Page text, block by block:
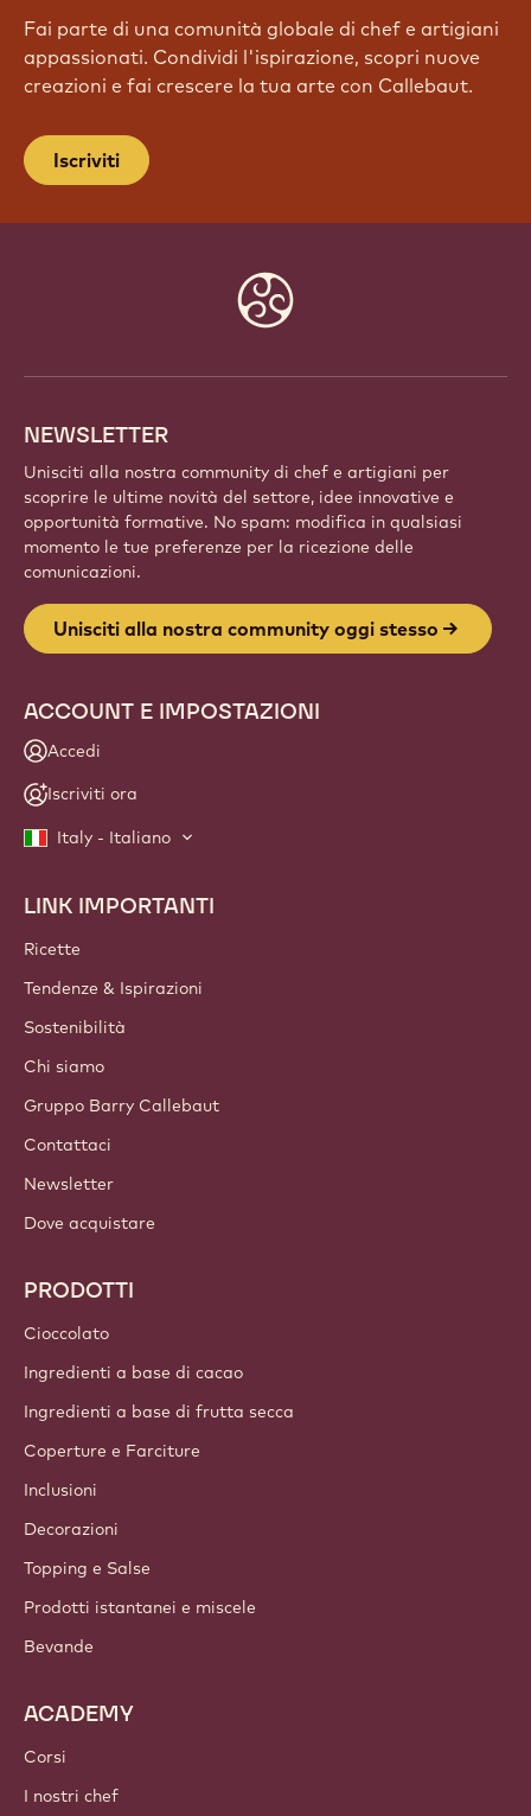
Fai parte di una comunità globale di chef e artigiani
appassionati. Condividi l'ispirazione, scopri nuove
creazioni e fai crescere la tua arte con Callebaut.
Iscriviti
NEWSLETTER
Unisciti alla nostra community di chef e artigiani per
scoprire le ultime novità del settore, idee innovative e
opportunità formative. No spam: modifica in qualsiasi
momento le tue preferenze per la ricezione delle
comunicazioni.
Unisciti alla nostra community oggi stesso
ACCOUNT E IMPOSTAZIONI
Accedi
Iscriviti ora
Italy - Italiano
Footer
Callebaut
LINK IMPORTANTI
Ricette
Tendenze & Ispirazioni
Sostenibilità
Chi siamo
Gruppo Barry Callebaut
Contattaci
Newsletter
Dove acquistare
PRODOTTI
Cioccolato
Ingredienti a base di cacao
Ingredienti a base di frutta secca
Coperture e Farciture
Inclusioni
Decorazioni
Topping e Salse
Prodotti istantanei e miscele
Bevande
ACADEMY
Corsi
I nostri chef